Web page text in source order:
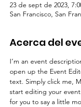
23 de sept de 2023,
San Francisco, San
Acerca del
I’m an event
open up the Event
text. Simply click me,
start editing your
for you to say a little